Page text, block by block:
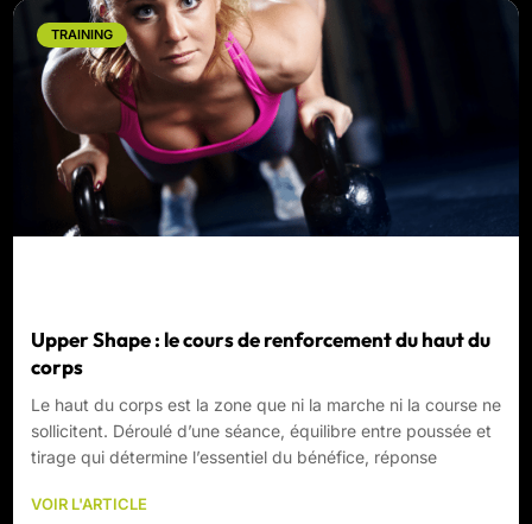
TRAINING
Upper Shape : le cours de renforcement du haut du
corps
Le haut du corps est la zone que ni la marche ni la course ne
sollicitent. Déroulé d’une séance, équilibre entre poussée et
tirage qui détermine l’essentiel du bénéfice, réponse
VOIR L'ARTICLE